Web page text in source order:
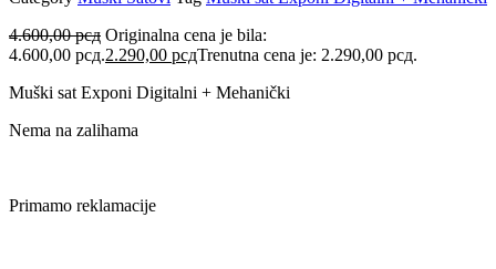
4.600,00рсд Originalna cena je bila:
4.600,00 рсд.2.290,00 рсдTrenutna cena je: 2.290,00 рсд.
Muški sat Exponi Digitalni + Mehanički
Nema na zalihama
Primamo reklamacije